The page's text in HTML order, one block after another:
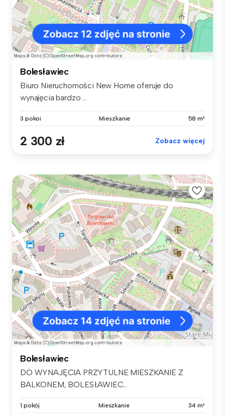
Bolesławiec
Biuro Nieruchomości New Home oferuje do
wynajęcia bardzo ...
3 pokoi Mieszkanie 58 m²
2 300 zł Zobacz więcej
Bolesławiec
DO WYNAJĘCIA PRZYTULNE MIESZKANIE Z
BALKONEM, BOLESŁAWIEC...
1 pokój Mieszkanie 34 m²